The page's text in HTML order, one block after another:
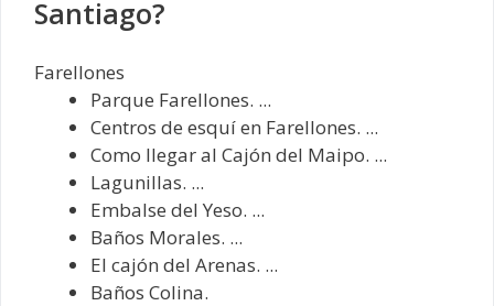
Santiago?
Farellones
Parque Farellones. ...
Centros de esquí en Farellones. ...
Como llegar al Cajón del Maipo. ...
Lagunillas. ...
Embalse del Yeso. ...
Baños Morales. ...
El cajón del Arenas. ...
Baños Colina.